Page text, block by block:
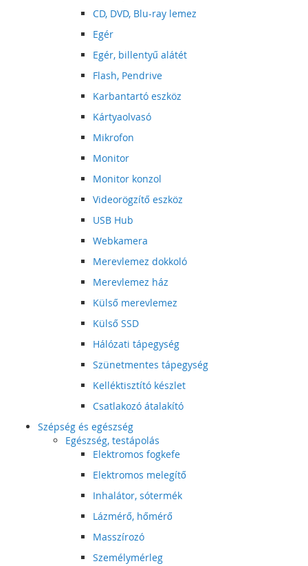
CD, DVD, Blu-ray lemez
Egér
Egér, billentyű alátét
Flash, Pendrive
Karbantartó eszköz
Kártyaolvasó
Mikrofon
Monitor
Monitor konzol
Videorögzítő eszköz
USB Hub
Webkamera
Merevlemez dokkoló
Merevlemez ház
Külső merevlemez
Külső SSD
Hálózati tápegység
Szünetmentes tápegység
Kelléktisztító készlet
Csatlakozó átalakító
Szépség és egészség
Egészség, testápolás
Elektromos fogkefe
Elektromos melegítő
Inhalátor, sótermék
Lázmérő, hőmérő
Masszírozó
Személymérleg